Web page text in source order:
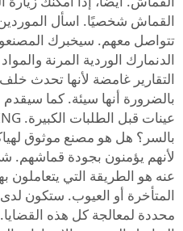
القماش شخصيًا. اسأل
تتواصل معهم. سيخبرك
الدنمارك الوردية المرنة
التقارير غامضة لأنها تحدث خلف
بالضرورة أنها سيئة. كما
بالسر؟ هل هو مصنع موثوق
لأنهم يؤمنون بجودة
عنه هو الطريقة التي
المتأخرة أو العيوب. ستكون
محددة لمعالجة كل هذه